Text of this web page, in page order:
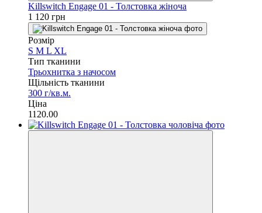
Killswitch Engage 01 - Толстовка жіноча
1 120 грн
Розмір
S M L XL
Тип тканини
Трьохнитка з начосом
Щільність тканини
300 г/кв.м.
Ціна
1120.00